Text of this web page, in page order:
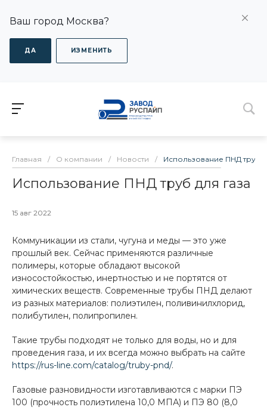
Ваш город Москва?
ДА ИЗМЕНИТЬ
Главная / О компании / Новости / Использование ПНД труб
Использование ПНД труб для газа
15 авг 2022
Коммуникации из стали, чугуна и меды — это уже
прошлый век. Сейчас применяются различные
полимеры, которые обладают высокой
износостойкостью, инертностью и не портятся от
химических веществ. Современные трубы ПНД делают
из разных материалов: полиэтилен, поливинилхлорид,
полибутилен, полипропилен.
Такие трубы подходят не только для воды, но и для
проведения газа, и их всегда можно выбрать на сайте
https://rus-line.com/catalog/truby-pnd/.
Газовые разновидности изготавливаются с марки ПЭ
100 (прочность полиэтилена 10,0 МПА) и ПЭ 80 (8,0